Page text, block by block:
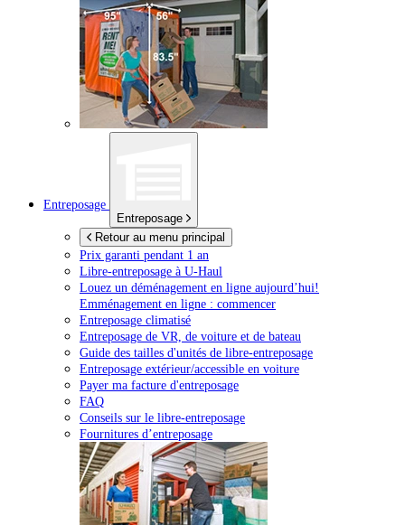
Entreposage
Entreposage
Retour au menu principal
Prix garanti pendant 1 an
Libre-entreposage à U-Haul
Louez un déménagement en ligne aujourd’hui!
Emménagement en ligne : commencer
Entreposage climatisé
Entreposage de VR, de voiture et de bateau
Guide des tailles d'unités de libre-entreposage
Entreposage extérieur/accessible en voiture
Payer ma facture d'entreposage
FAQ
Conseils sur le libre-entreposage
Fournitures d’entreposage